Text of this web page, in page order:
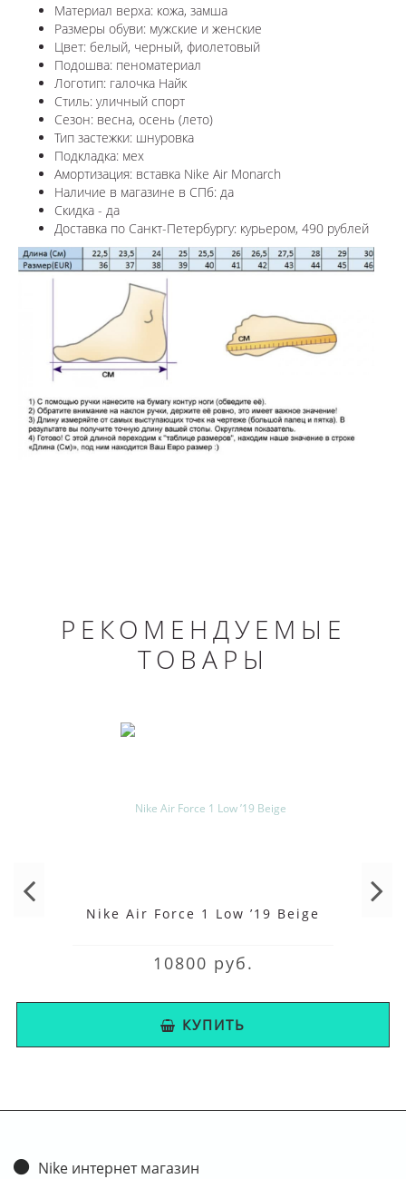
Материал верха: кожа, замша
Размеры обуви: мужские и женские
Цвет: белый, черный, фиолетовый
Подошва: пеноматериал
Логотип: галочка Найк
Стиль: уличный спорт
Сезон: весна, осень (лето)
Тип застежки: шнуровка
Подкладка: мех
Амортизация: вставка Nike Air Monarch
Наличие в магазине в СПб: да
Скидка - да
Доставка по Санкт-Петербургу: курьером, 490 рублей
РЕКОМЕНДУЕМЫЕ
ТОВАРЫ
Nike Air Force 1 Low ’19 Beige
10800 руб.
КУПИТЬ
Nike интернет магазин